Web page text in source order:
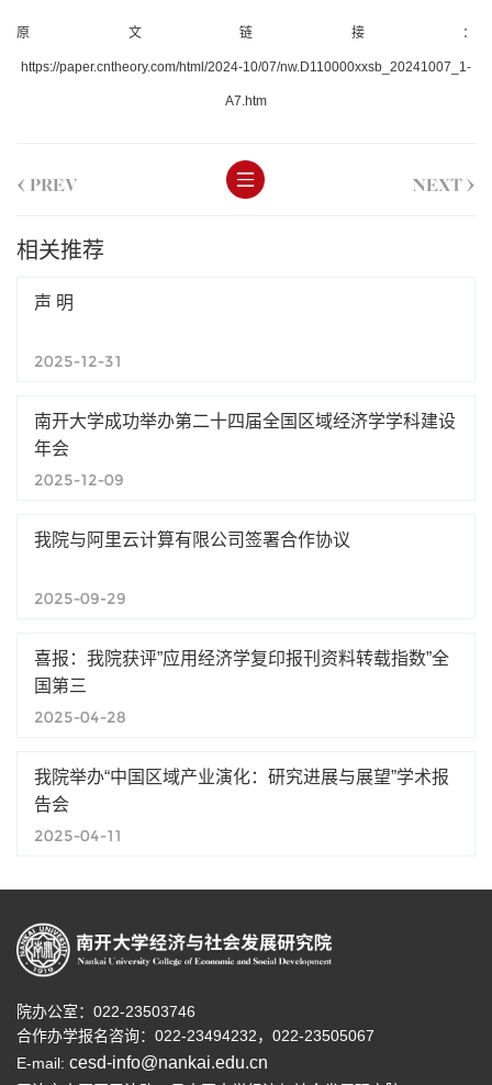
原文链接：
https://paper.cntheory.com/html/2024-10/07/nw.D110000xxsb_20241007_1-
A7.htm
< PREV NEXT >
相关推荐
声 明
2025-12-31
南开大学成功举办第二十四届全国区域经济学学科建设
年会
2025-12-09
我院与阿里云计算有限公司签署合作协议
2025-09-29
喜报：我院获评”应用经济学复印报刊资料转载指数”全
国第三
2025-04-28
我院举办“中国区域产业演化：研究进展与展望”学术报
告会
2025-04-11
院办公室：022-23503746
合作办学报名咨询： 022-23494232， 022-23505067
E-mail: cesd-info@nankai.edu.cn